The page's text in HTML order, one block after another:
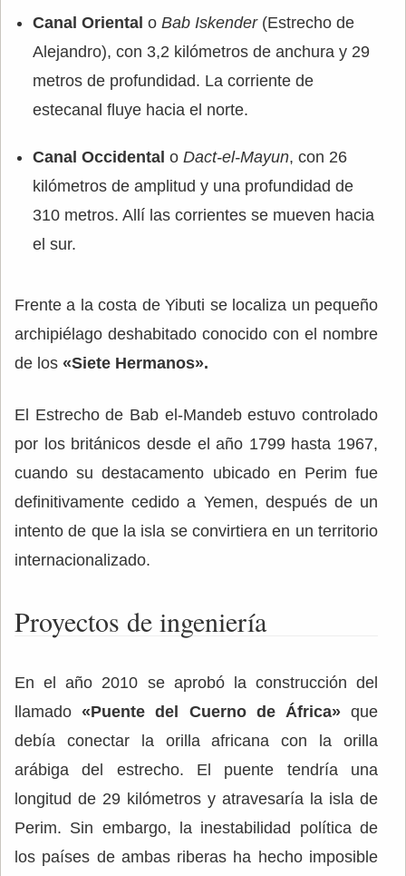
Canal Oriental o Bab Iskender(Estrecho de
Alejandro), con 3,2 kilómetros de anchura y 29
metros de profundidad. La corriente de
estecanal fluye hacia el norte.
Canal Occidental o Dact-el-Mayun, con 26
kilómetros de amplitud y una profundidad de
310 metros. Allí las corrientes se mueven hacia
el sur.
Frente a la costa de Yibuti se localiza un pequeño
archipiélago deshabitado conocido con el nombre
de los «Siete Hermanos».
El Estrecho de Bab el-Mandeb estuvo controlado
por los británicos desde el año 1799 hasta 1967,
cuando su destacamento ubicado en Perim fue
definitivamente cedido a Yemen, después de un
intento de que la isla se convirtiera en un territorio
internacionalizado.
Proyectos de ingeniería
En el año 2010 se aprobó la construcción del
llamado«Puente del Cuerno de África»que
debía conectar la orilla africana con la orilla
arábiga del estrecho. El puente tendría una
longitud de 29 kilómetros y atravesaría la isla de
Perim. Sin embargo, la inestabilidad política de
los países de ambas riberas ha hecho imposible